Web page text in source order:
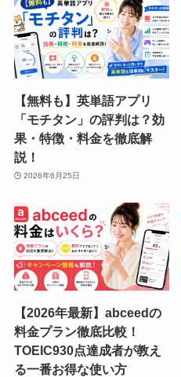
【無料も】英単語アプリ
「モチタン」の評判は？効
果・特徴・料金を徹底解
説！
2026年6月25日
【2026年最新】abceedの
料金プラン徹底比較！
TOEIC930点達成者が教え
る一番お得な使い方